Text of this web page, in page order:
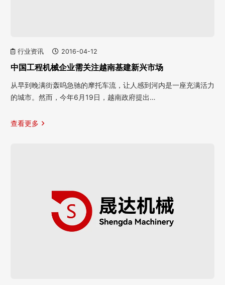
行业资讯 2016-04-12
中国工程机械企业需关注越南基建新兴市场
从早到晚满街轰呜急驰的摩托车流，让人感到河内是一座充满活力
的城市。然而，今年6月19日，越南政府提出…
查看更多